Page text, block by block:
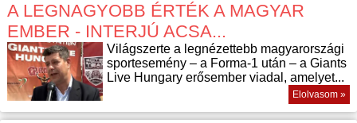
A LEGNAGYOBB ÉRTÉK A MAGYAR
EMBER - INTERJÚ ACSA...
Világszerte a legnézettebb magyarországi
sportesemény – a Forma-1 után – a Giants
Live Hungary erősember viadal, amelyet...
Elolvasom »